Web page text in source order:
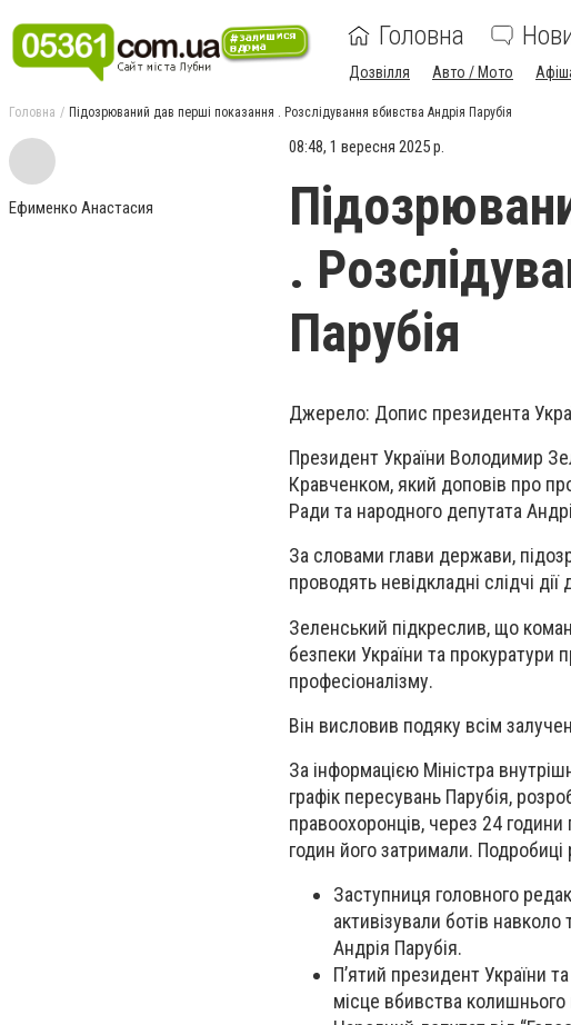
Головна
Дозвілля Авто / Мото
Головна Підозрюваний дав перші показання . Розслідування вбивства Андрія Парубія
Ефименко Анастасия
08:48, 1 вересня 2025 р.
.
Парубія
Джерело: Допис президента
Президент України Володимир
Кравченком, який доповів про
Ради та народного депутата
За словами глави держави,
проводять невідкладні слідчі
Зеленський підкреслив, що
безпеки України та
професіоналізму.
Він висловив подяку всім
За інформацією Міністра
графік пересувань Парубія,
правоохоронців, через 24
годин його затримали.
Заступниця головного
активізували ботів
Андрія Парубія.
П’ятий президент України
місце вбивства колишнього